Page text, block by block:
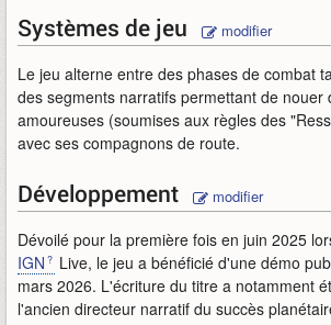
Systèmes de jeu modifier
Le jeu alterne entre des phases de combat
des segments narratifs permettant de nouer
amoureuses (soumises aux règles des
avec ses compagnons de route.
Développement modifier
Dévoilé pour la première fois en juin 2025
IGN
Live, le jeu a bénéficié d'une démo
mars 2026. L'écriture du titre a notamment
l'ancien directeur narratif du succès